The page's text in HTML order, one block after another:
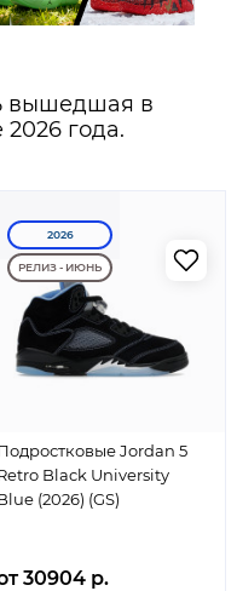
вышедшая в
года.
2026
РЕЛИЗ - ИЮНЬ
Jordan 5
Black University
(2026) (GS)
30904 р.